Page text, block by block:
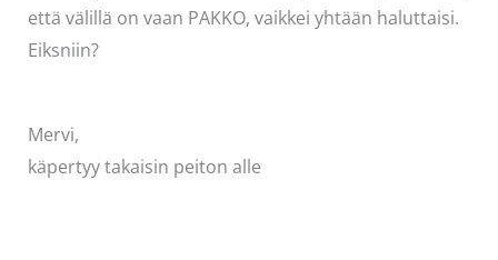
että välillä on vaan PAKKO, vaikkei yhtään haluttaisi.
Eiksniin?
Mervi,
käpertyy takaisin peiton alle